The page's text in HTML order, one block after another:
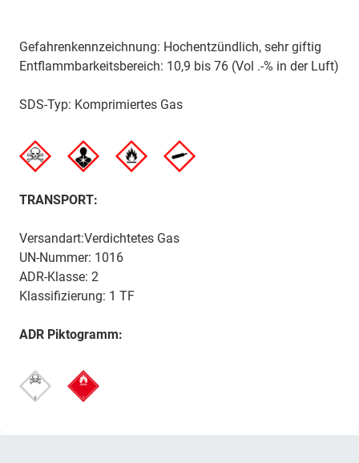
Gefahrenkennzeichnung: Hochentzündlich, sehr giftig
Entflammbarkeitsbereich: 10,9 bis 76 (Vol .-% in der Luft)
SDS-Typ: Komprimiertes Gas
TRANSPORT:
Versandart:Verdichtetes Gas
UN-Nummer: 1016
ADR-Klasse: 2
Klassifizierung: 1 TF
ADR Piktogramm: